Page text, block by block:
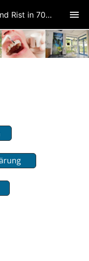
MeineZahnarztpraxis von Dr. Roland Rist in 70771 Leinfelden-Echterdingen (Oberaichen)